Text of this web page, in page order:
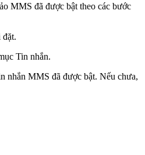
MMS đã được bật theo các bước
đặt.
Tin nhắn.
nhắn MMS đã được bật. Nếu chưa,